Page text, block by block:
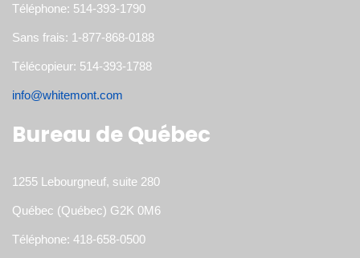
Téléphone: 514-393-1790
Sans frais: 1-877-868-0188
Télécopieur: 514-393-1788
info@whitemont.com
Bureau de Québec
1255 Lebourgneuf, suite 280
Québec (Québec) G2K 0M6
Téléphone: 418-658-0500